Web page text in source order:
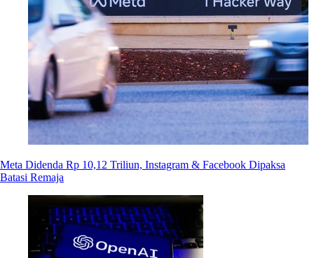
Meta Didenda Rp 10,12 Triliun, Instagram & Facebook Dipaksa
Batasi Remaja